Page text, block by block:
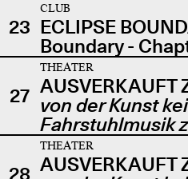
23
CLUB
ECLIPSE
Boundary -
27
THEATER
AUSVERKAUFT
von der Kunst
Fahrstuhlmusik
28
THEATER
AUSVERKAUFT